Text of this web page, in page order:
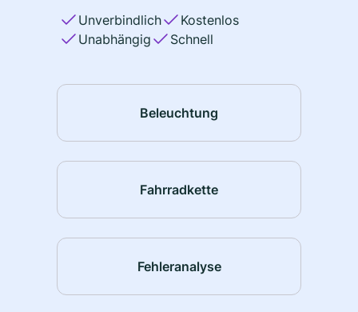
Unverbindlich
Kostenlos
Unabhängig
Schnell
Beleuchtung
Fahrradkette
Fehleranalyse